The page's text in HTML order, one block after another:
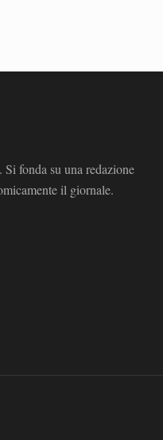
fonda su una redazione
il giornale.